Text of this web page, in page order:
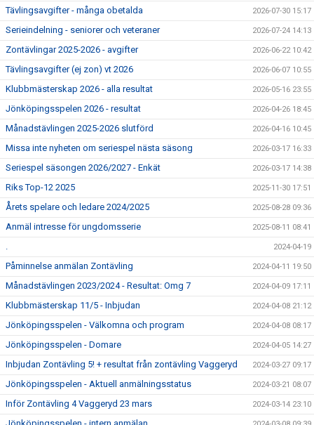
Tävlingsavgifter - många obetalda 2026-07-30 15:17
Serieindelning - seniorer och veteraner 2026-07-24 14:13
Zontävlingar 2025-2026 - avgifter 2026-06-22 10:42
Tävlingsavgifter (ej zon) vt 2026 2026-06-07 10:55
Klubbmästerskap 2026 - alla resultat 2026-05-16 23:55
Jönköpingsspelen 2026 - resultat 2026-04-26 18:45
Månadstävlingen 2025-2026 slutförd 2026-04-16 10:45
Missa inte nyheten om seriespel nästa säsong 2026-03-17 16:33
Seriespel säsongen 2026/2027 - Enkät 2026-03-17 14:38
Riks Top-12 2025 2025-11-30 17:51
Årets spelare och ledare 2024/2025 2025-08-28 09:36
Anmäl intresse för ungdomsserie 2025-08-11 08:41
. 2024-04-19
Påminnelse anmälan Zontävling 2024-04-11 19:50
Månadstävlingen 2023/2024 - Resultat: Omg 7 2024-04-09 17:11
Klubbmästerskap 11/5 - Inbjudan 2024-04-08 21:12
Jönköpingsspelen - Välkomna och program 2024-04-08 08:17
Jönköpingsspelen - Domare 2024-04-05 14:27
Inbjudan Zontävling 5! + resultat från zontävling Vaggeryd 2024-03-27 09:17
Jönköpingsspelen - Aktuell anmälningsstatus 2024-03-21 08:07
Inför Zontävling 4 Vaggeryd 23 mars 2024-03-14 23:10